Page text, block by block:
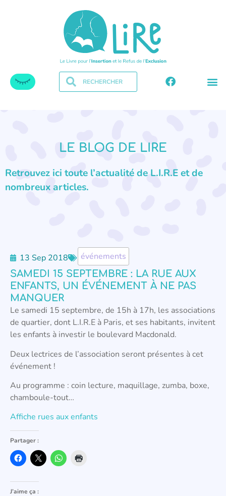
LE BLOG DE LIRE
Retrouvez ici toute l’actualité de L.I.R.E et de
nombreux articles.
13 Sep 2018 événements
SAMEDI 15 SEPTEMBRE : LA RUE AUX
ENFANTS, UN ÉVÉNEMENT À NE PAS
MANQUER
Le samedi 15 septembre, de 15h à 17h, les associations
de quartier, dont L.I.R.E à Paris, et ses habitants, invitent
les enfants à investir le boulevard Macdonald.
Deux lectrices de l’association seront présentes à cet
événement !
Au programme : coin lecture, maquillage, zumba, boxe,
chamboule-tout…
Affiche rues aux enfants
Partager :
J’aime ça :